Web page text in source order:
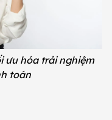
ưu hóa trải nghiệm
toán